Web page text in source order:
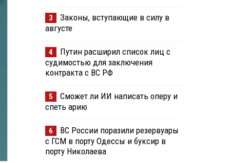
3
Законы, вступающие в силу в
августе
4
Путин расширил список лиц с
судимостью для заключения
контракта с ВС РФ
5
Сможет ли ИИ написать оперу и
спеть арию
6
ВС России поразили резервуары
с ГСМ в порту Одессы и буксир в
порту Николаева